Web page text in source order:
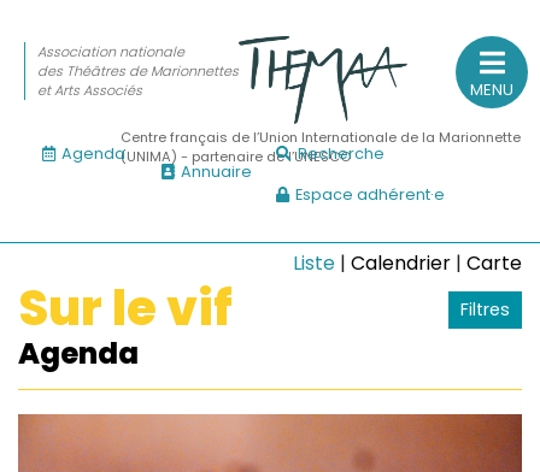
et Arts Associés
Sur le feu
(Actualités, annonces, vie professionnelle)
Sur le vif
(Agenda, spectacles, événements des adhérents)
MENU
Association nationale
des Théâtres de Marionnettes
et Arts Associés
Centre français de l’Union Internationale de la Marionnette
(UNIMA) - partenaire de l’UNESCO
Agenda
Annuaire
Recherche
Espace adhérent·e
Filtres
Sur le vif
Agenda
Liste | Calendrier | Carte